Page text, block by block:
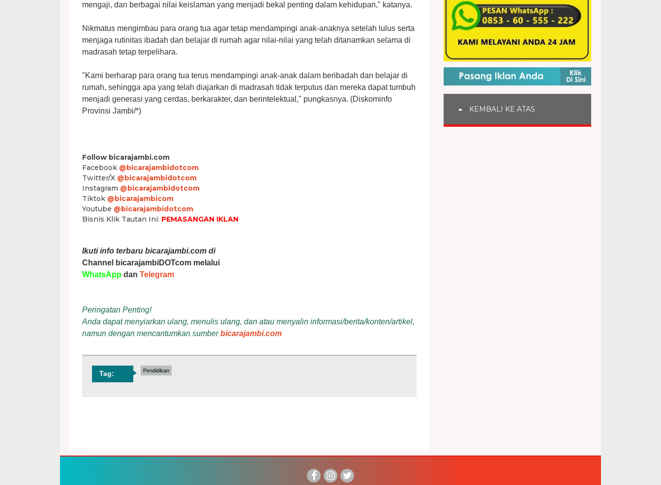
mengaji, dan berbagai nilai keislaman yang menjadi bekal penting dalam kehidupan," katanya.
Nikmatus mengimbau para orang tua agar tetap mendampingi anak-anaknya setelah lulus serta
menjaga rutinitas ibadah dan belajar di rumah agar nilai-nilai yang telah ditanamkan selama di
madrasah tetap terpelihara.
"Kami berharap para orang tua terus mendampingi anak-anak dalam beribadah dan belajar di
rumah, sehingga apa yang telah diajarkan di madrasah tidak terputus dan mereka dapat tumbuh
menjadi generasi yang cerdas, berkarakter, dan berintelektual," pungkasnya. (Diskominfo
Provinsi Jambi/*)
Follow bicarajambi.com
Facebook @bicarajambidotcom
Twitter/X @bicarajambidotcom
Instagram @bicarajambidotcom
Tiktok @bicarajambicom
Youtube @bicarajambidotcom
Bisnis Klik Tautan Ini: PEMASANGAN IKLAN
Ikuti info terbaru bicarajambi.com di
Channel bicarajambiDOTcom melalui
WhatsApp dan Telegram
Peringatan Penting!
Anda dapat menyiarkan ulang, menulis ulang, dan atau menyalin informasi/berita/konten/artikel,
namun dengan mencantumkan sumberbicarajambi.com
Tag: Pendidikan
KEMBALI KE ATAS